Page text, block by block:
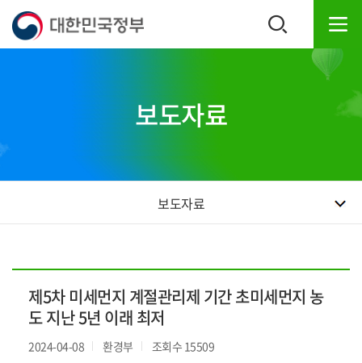
기
기
보도자료
보도자료
제5차 미세먼지 계절관리제 기간 초미세먼지 농
도 지난 5년 이래 최저
2024-04-08 환경부 조회수 15509